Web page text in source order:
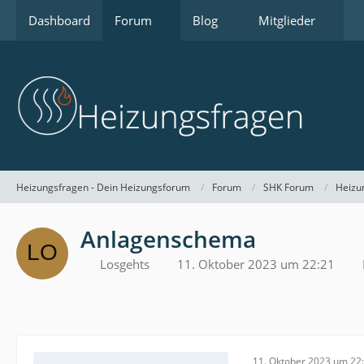
Dashboard Forum Blog Mitglieder
Heizungsfragen - Dein Heizungsforum Forum SHK Forum
Anlagenschema
Losgehts 11. Oktober 2023 um 22:21
11. Oktober 2023 um